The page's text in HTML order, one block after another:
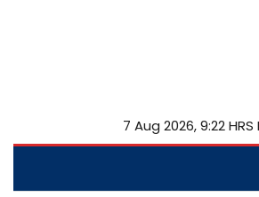
7 Aug 2026, 9:22 HRS